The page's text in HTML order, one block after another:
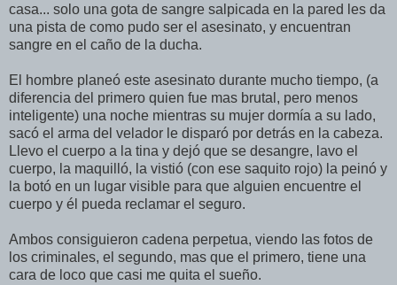
casa... solo una gota de sangre salpicada en la pared les da
una pista de como pudo ser el asesinato, y encuentran
sangre en el caño de la ducha.
El hombre planeó este asesinato durante mucho tiempo, (a
diferencia del primero quien fue mas brutal, pero menos
inteligente) una noche mientras su mujer dormí­a a su lado,
sacó el arma del velador le disparó por detrás en la cabeza.
Llevo el cuerpo a la tina y dejó que se desangre, lavo el
cuerpo, la maquilló, la vistió (con ese saquito rojo) la peinó y
la botó en un lugar visible para que alguien encuentre el
cuerpo y él pueda reclamar el seguro.
Ambos consiguieron cadena perpetua, viendo las fotos de
los criminales, el segundo, mas que el primero, tiene una
cara de loco que casi me quita el sueño.